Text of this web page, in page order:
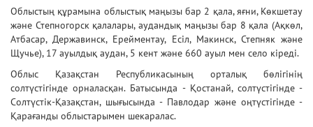
Облыстың құрамына облыстық маңызы бар 2 қала, яғни, Көкшетау
және Степногорск қалалары, аудандық маңызы бар 8 қала (Ақкөл,
Атбасар, Державинск, Ерейментау, Есіл, Макинск, Степняк және
Щучье), 17 ауылдық аудан, 5 кент және 660 ауыл мен село кіреді.
Облыс Қазақстан Республикасының орталық бөлігінің
солтүстігінде орналасқан. Батысында - Қостанай, солтүстігінде -
Солтүстік-Қазақстан, шығысында - Павлодар және оңтүстігінде -
Қарағанды облыстарымен шекаралас.